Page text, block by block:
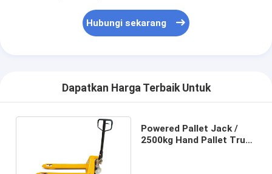
Hubungi sekarang
Dapatkan Harga Terbaik Untuk
Powered Pallet Jack /
2500kg Hand Pallet Truck